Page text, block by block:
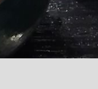
明かした日本代表監督